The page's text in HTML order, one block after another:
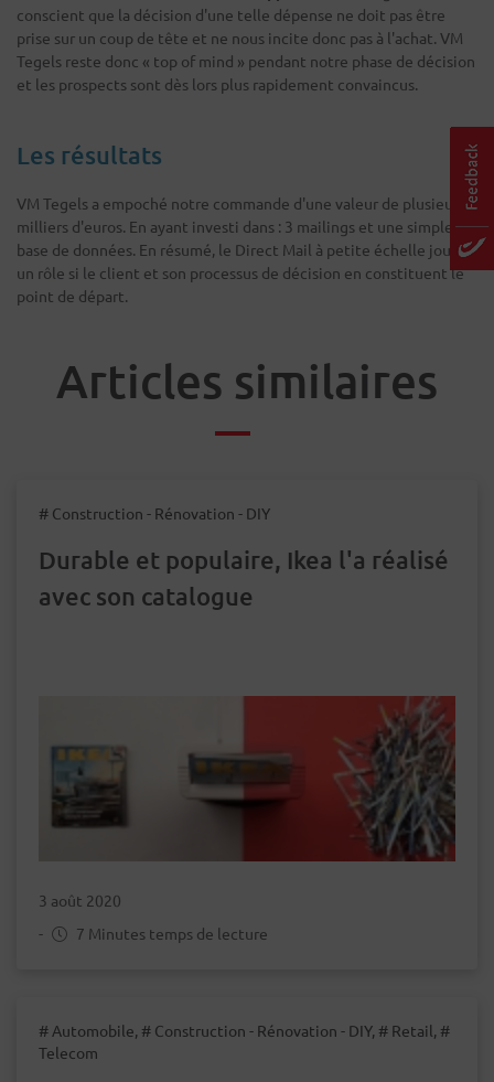
conscient que la décision d'une telle dépense ne doit pas être
prise sur un coup de tête et ne nous incite donc pas à l'achat. VM
Tegels reste donc « top of mind » pendant notre phase de décision
et les prospects sont dès lors plus rapidement convaincus.
Les résultats
VM Tegels a empoché notre commande d'une valeur de plusieurs
milliers d'euros. En ayant investi dans : 3 mailings et une simple
base de données. En résumé, le Direct Mail à petite échelle joue
un rôle si le client et son processus de décision en constituent le
point de départ.
Articles similaires
# Construction - Rénovation - DIY
Durable et populaire, Ikea l'a réalisé
avec son catalogue
3 août 2020
-
7 Minutes temps de lecture
# Automobile, # Construction - Rénovation - DIY, # Retail, #
Telecom